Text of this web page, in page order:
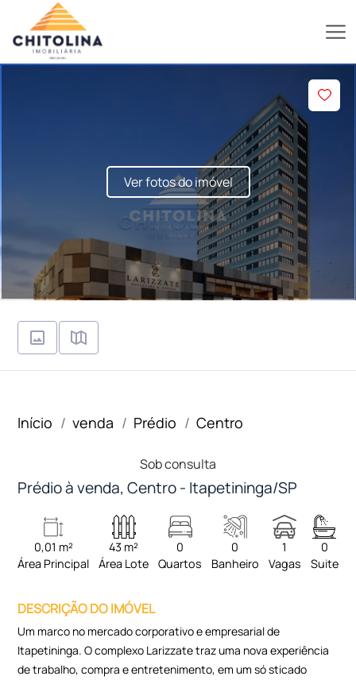
Ver fotos do imóvel
Início venda Prédio Centro
Sob consulta
Prédio à venda, Centro - Itapetininga/SP
0,01 m²
Área Principal
43 m²
Área Lote
0
Quartos
0
Banheiro
1
Vagas
0
Suite
DESCRIÇÃO DO IMÓVEL
Um marco no mercado corporativo e empresarial de
Itapetininga. O complexo Larizzate traz uma nova experiência
de trabalho, compra e entretenimento, em um só sticado